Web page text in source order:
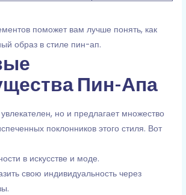
поможет вам лучше понять, как
образ в стиле пин-ап.
Пин-Апа
но и предлагает множество
поклонников этого стиля. Вот
в искусстве и моде.
свою индивидуальность через